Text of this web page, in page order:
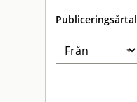
Publiceringsårtal